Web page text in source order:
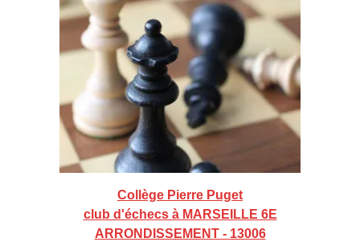
Collège Pierre Puget
club d'échecs à MARSEILLE 6E
ARRONDISSEMENT - 13006